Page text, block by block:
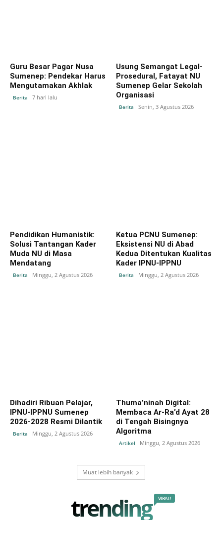
Guru Besar Pagar Nusa
Sumenep: Pendekar Harus
Mengutamakan Akhlak
Berita 7 hari lalu
Usung Semangat Legal-
Prosedural, Fatayat NU
Sumenep Gelar Sekolah
Organisasi
Berita Senin, 3 Agustus 2026
Pendidikan Humanistik:
Solusi Tantangan Kader
Muda NU di Masa
Mendatang
Berita Minggu, 2 Agustus 2026
Ketua PCNU Sumenep:
Eksistensi NU di Abad
Kedua Ditentukan Kualitas
Kader IPNU-IPPNU
Berita Minggu, 2 Agustus 2026
Dihadiri Ribuan Pelajar,
IPNU-IPPNU Sumenep
2026-2028 Resmi Dilantik
Berita Minggu, 2 Agustus 2026
Thuma’ninah Digital:
Membaca Ar-Ra’d Ayat 28
di Tengah Bisingnya
Algoritma
Artikel Minggu, 2 Agustus 2026
Muat lebih banyak
trending VIRAL!